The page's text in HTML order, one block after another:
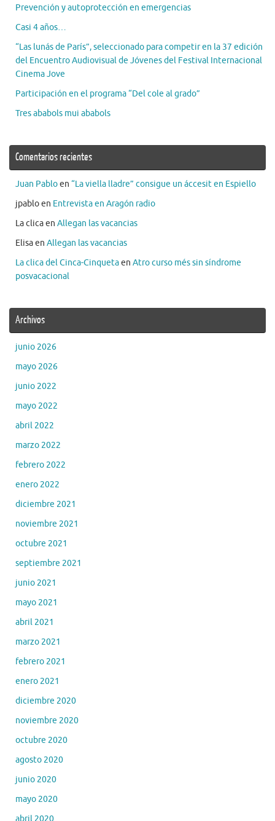
Prevención y autoprotección en emergencias
Casi 4 años…
“Las lunás de París”, seleccionado para competir en la 37 edición
del Encuentro Audiovisual de Jóvenes del Festival Internacional
Cinema Jove
Participación en el programa “Del cole al grado”
Tres ababols mui ababols
Comentarios recientes
Juan Pabloen “La viella lladre” consigue un áccesit en Espiello
jpabloen Entrevista en Aragón radio
La clicaen Allegan las vacancias
Elisaen Allegan las vacancias
La clica del Cinca-Cinquetaen Atro curso més sin síndrome
posvacacional
Archivos
junio 2026
mayo 2026
junio 2022
mayo 2022
abril 2022
marzo 2022
febrero 2022
enero 2022
diciembre 2021
noviembre 2021
octubre 2021
septiembre 2021
junio 2021
mayo 2021
abril 2021
marzo 2021
febrero 2021
enero 2021
diciembre 2020
noviembre 2020
octubre 2020
agosto 2020
junio 2020
mayo 2020
abril 2020